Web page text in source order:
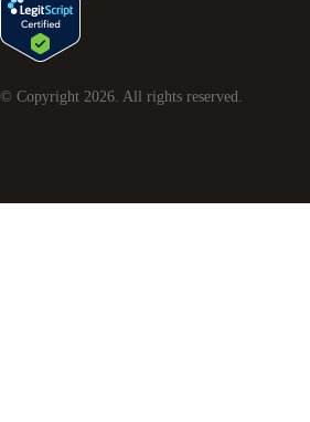
© Copyright 2026 . All rights reserved.